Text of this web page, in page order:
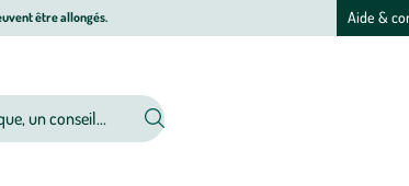
être allongés. Aide &